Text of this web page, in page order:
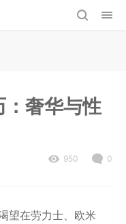
奢华与性
950 0
望在劳力士、欧米